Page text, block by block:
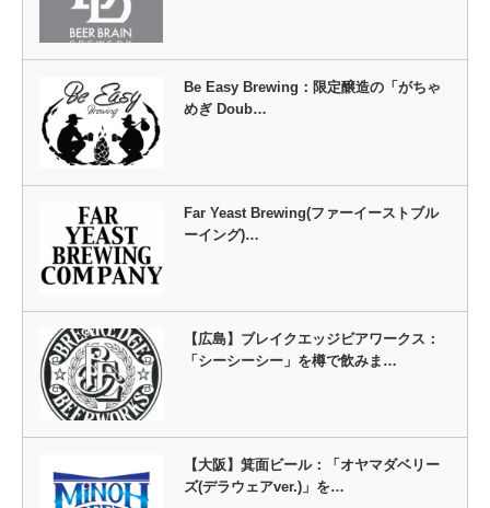
Be Easy Brewing：限定醸造の「がちゃ
めぎ Doub…
Far Yeast Brewing(ファーイーストブル
ーイング)…
【広島】ブレイクエッジビアワークス：
「シーシーシー」を樽で飲みま…
【大阪】箕面ビール：「オヤマダベリー
ズ(デラウェアver.)」を…